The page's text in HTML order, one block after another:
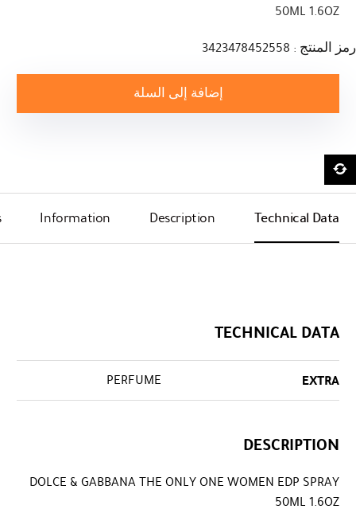
50ML 1.6OZ
رمز المنتج : 3423478452558
إضافة إلى السلة
Technical Data
Description
Information
TECHNICAL DATA
EXTRA
PERFUME
DESCRIPTION
DOLCE & GABBANA THE ONLY ONE WOMEN EDP SPRAY
50ML 1.6OZ